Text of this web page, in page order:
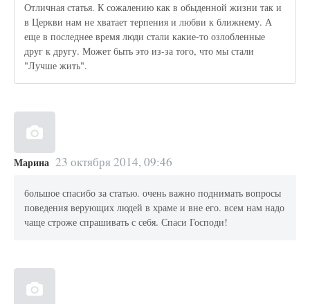
Отличная статья. К сожалению как в обыденной жизни так и
в Церкви нам не хватает терпения и любви к ближнему. А
еще в последнее время люди стали какие-то озлобленные
друг к другу. Может быть это из-за того, что мы стали
"Лучше жить".
Марина 23 октября 2014, 09:46
большое спасибо за статью. очень важно поднимать вопросы
поведения верующих людей в храме и вне его. всем нам надо
чаще строже спрашивать с себя. Спаси Господи!